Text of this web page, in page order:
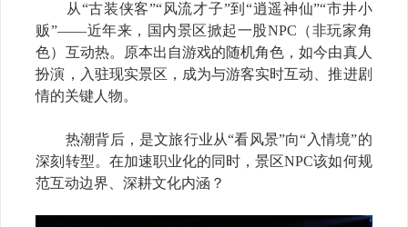
从“古装侠客”“风流才子”到“逍遥神仙”“市井小
贩”——近年来，国内景区掀起一股NPC（非玩家角
色）互动热。原本出自游戏的随机角色，如今由真人
扮演，入驻现实景区，成为与游客实时互动、推进剧
情的关键人物。
热潮背后，是文旅行业从“看风景”向“入情境”的
深刻转型。在加速职业化的同时，景区NPC该如何规
范互动边界、深耕文化内涵？